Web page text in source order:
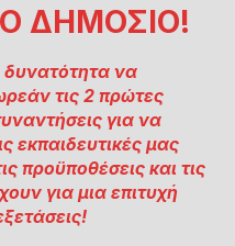
ΔΗΜΟΣΙΟ!
να
τις 2 πρώτες
για να
εκπαιδευτικές μας
προϋποθέσεις και τις
για μια επιτυχή